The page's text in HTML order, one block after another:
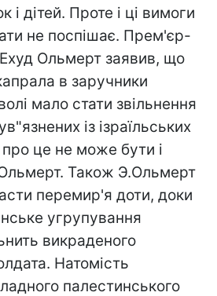
і дітей. Проте і ці вимоги
не поспішає. Прем'єр-
Ехуд Ольмерт заявив, що
в заручники
мало стати звільнення
із ізраїльських
це не може бути і
Також Э.Ольмерт
перемир'я доти, доки
угрупування
викраденого
Натомість
палестинського